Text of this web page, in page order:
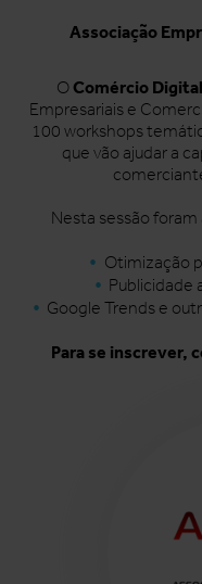
Associação
O Comércio Digital
Empresariais e
100 workshops
que vão ajudar a
Nesta sessão
Otimização
Publicidade
Google Trends e
Para se inscrever,